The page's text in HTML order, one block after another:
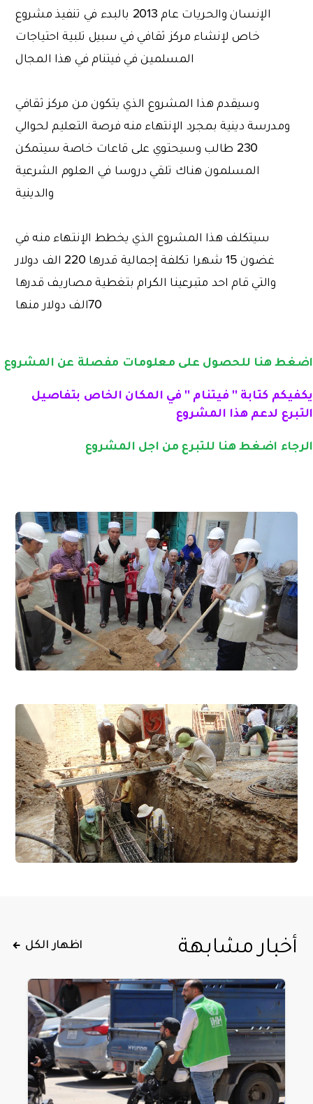
الإنسان والحريات عام 2013 بالبدء في تنفيذ مشروع
خاص لإنشاء مركز ثقافي في سبيل تلبية احتياجات
المسلمين في فيتنام في هذا المجال
وسيقدم هذا المشروع الذي يتكون من مركز ثقافي
ومدرسة دينية بمجرد الإنتهاء منه فرصة التعليم لحوالي
230 طالب وسيحتوي على قاعات خاصة سيتمكن
المسلمون هناك تلقي دروسا في العلوم الشرعية
والدينية
سيتكلف هذا المشروع الذي يخطط الإنتهاء منه في
غضون 15 شهرا تكلفة إجمالية قدرها 220 الف دولار
والتي قام احد متبرعينا الكرام بتغطية مصاريف قدرها
70الف دولار منها
اضغط هنا للحصول على معلومات مفصلة عن المشروع
يكفيكم كتابة '' فيتنام '' في المكان الخاص بتفاصيل
التبرع لدعم هذا المشروع
الرجاء اضغط هنا للتبرع من اجل المشروع
أخبار مشابهة اظهار الكل